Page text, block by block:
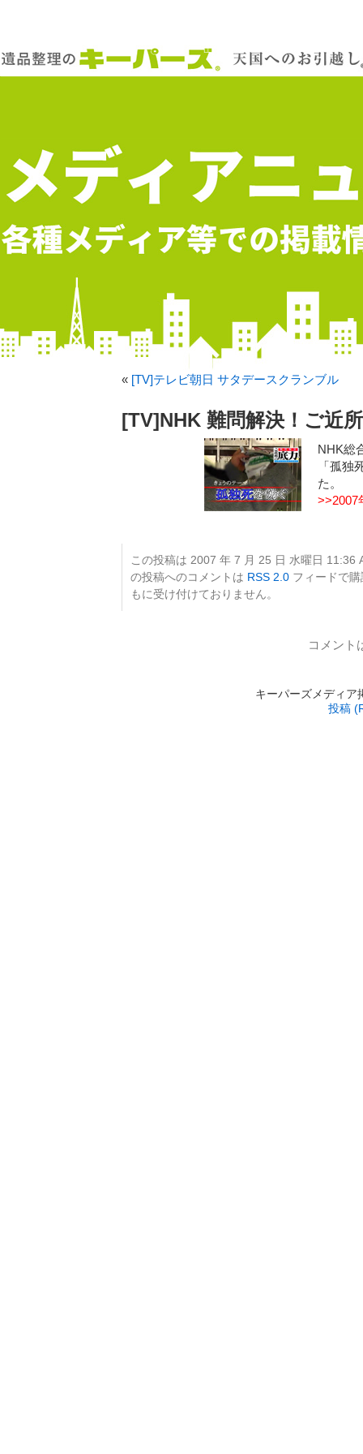
« [TV]テレビ朝日 サタデースクランブル
[TV]NHK 難問解決！ご近
NHK総
「孤独
た。
この投稿は 2007 年 7 月 25 日 水曜日 11:36
の投稿へのコメントは RSS 2.0 フィードで
もに受け付けておりません。
コメント
キーパーズメディ
投稿